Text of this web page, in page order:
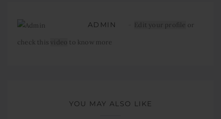
ADMIN Edit your profile or
check this video to know more
YOU MAY ALSO LIKE